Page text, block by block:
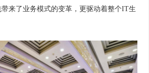
来了业务模式的变革，更驱动着整个IT生